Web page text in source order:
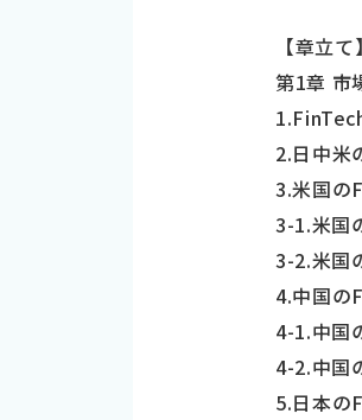
【章立て】
第1章 市
2.日中米
3.米国の
3-1.米国
3-2.米国
4.中国の
4-1.中国
4-2.中国
5.日本の